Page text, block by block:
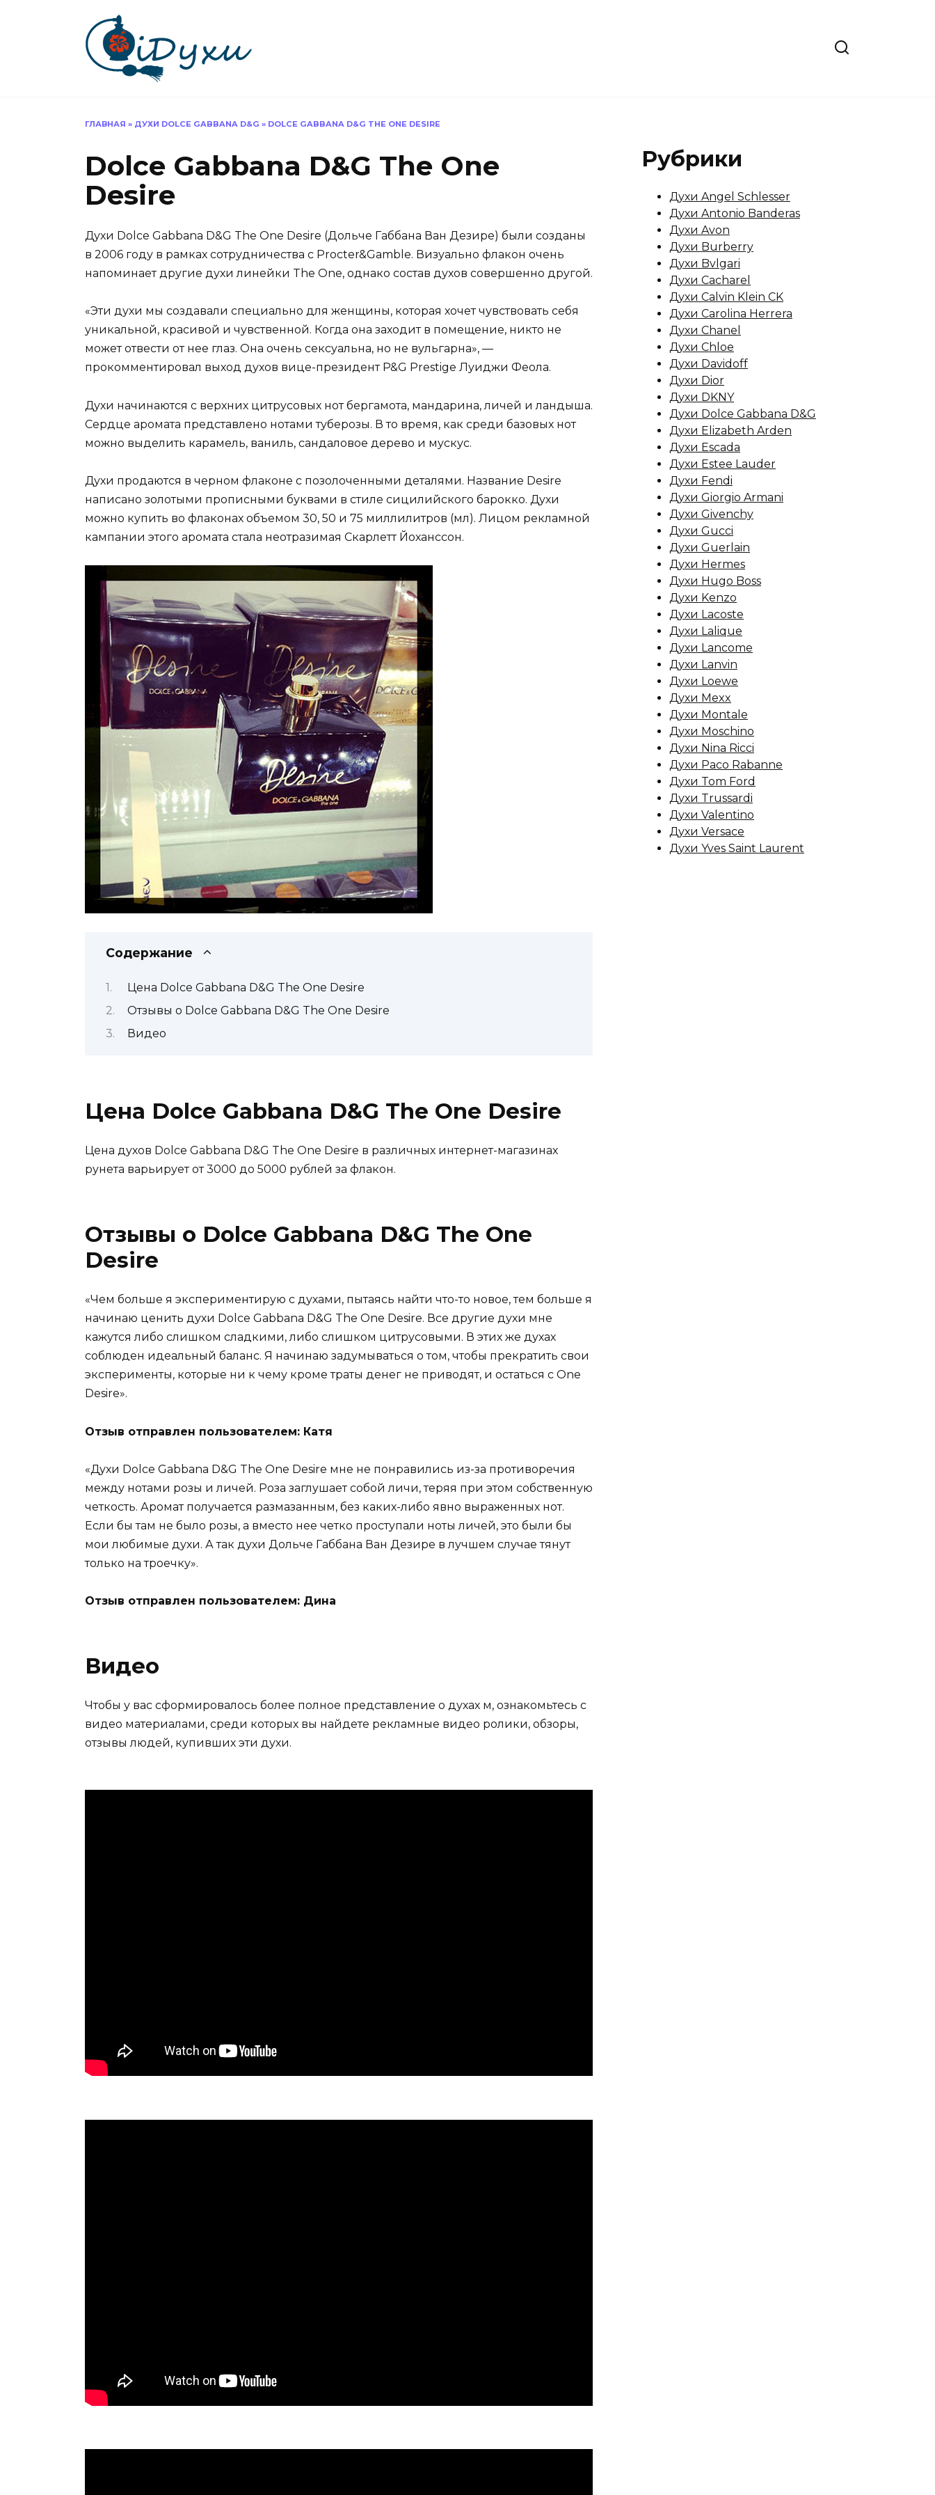
ГЛАВНАЯ » ДУХИ DOLCE GABBANA D&G » DOLCE GABBANA D&G THE ONE DESIRE
Dolce Gabbana D&G The One
Desire
Духи Dolce Gabbana D&G The One Desire (Дольче Габбана Ван Дезире) были созданы
в 2006 году в рамках сотрудничества с Procter&Gamble. Визуально флакон очень
напоминает другие духи линейки The One, однако состав духов совершенно другой.
«Эти духи мы создавали специально для женщины, которая хочет чувствовать себя
уникальной, красивой и чувственной. Когда она заходит в помещение, никто не
может отвести от нее глаз. Она очень сексуальна, но не вульгарна», —
прокомментировал выход духов вице-президент P&G Prestige Луиджи Феола.
Духи начинаются с верхних цитрусовых нот бергамота, мандарина, личей и ландыша.
Сердце аромата представлено нотами туберозы. В то время, как среди базовых нот
можно выделить карамель, ваниль, сандаловое дерево и мускус.
Духи продаются в черном флаконе с позолоченными деталями. Название Desire
написано золотыми прописными буквами в стиле сицилийского барокко. Духи
можно купить во флаконах объемом 30, 50 и 75 миллилитров (мл). Лицом рекламной
кампании этого аромата стала неотразимая Скарлетт Йоханссон.
Содержание
Цена Dolce Gabbana D&G The One Desire
Отзывы о Dolce Gabbana D&G The One Desire
Видео
Цена Dolce Gabbana D&G The One Desire
Цена духов Dolce Gabbana D&G The One Desire в различных интернет-магазинах
рунета варьирует от 3000 до 5000 рублей за флакон.
Отзывы о Dolce Gabbana D&G The One
Desire
«Чем больше я экспериментирую с духами, пытаясь найти что-то новое, тем больше я
начинаю ценить духи Dolce Gabbana D&G The One Desire. Все другие духи мне
кажутся либо слишком сладкими, либо слишком цитрусовыми. В этих же духах
соблюден идеальный баланс. Я начинаю задумываться о том, чтобы прекратить свои
эксперименты, которые ни к чему кроме траты денег не приводят, и остаться с One
Desire».
Отзыв отправлен пользователем: Катя
«Духи Dolce Gabbana D&G The One Desire мне не понравились из-за противоречия
между нотами розы и личей. Роза заглушает собой личи, теряя при этом собственную
четкость. Аромат получается размазанным, без каких-либо явно выраженных нот.
Если бы там не было розы, а вместо нее четко проступали ноты личей, это были бы
мои любимые духи. А так духи Дольче Габбана Ван Дезире в лучшем случае тянут
только на троечку».
Отзыв отправлен пользователем: Дина
Видео
Чтобы у вас сформировалось более полное представление о духах м, ознакомьтесь с
видео материалами, среди которых вы найдете рекламные видео ролики, обзоры,
отзывы людей, купивших эти духи.
Рубрики
Духи Angel Schlesser
Духи Antonio Banderas
Духи Avon
Духи Burberry
Духи Bvlgari
Духи Cacharel
Духи Calvin Klein CK
Духи Carolina Herrera
Духи Chanel
Духи Chloe
Духи Davidoff
Духи Dior
Духи DKNY
Духи Dolce Gabbana D&G
Духи Elizabeth Arden
Духи Escada
Духи Estee Lauder
Духи Fendi
Духи Giorgio Armani
Духи Givenchy
Духи Gucci
Духи Guerlain
Духи Hermes
Духи Hugo Boss
Духи Kenzo
Духи Lacoste
Духи Lalique
Духи Lancome
Духи Lanvin
Духи Loewe
Духи Mexx
Духи Montale
Духи Moschino
Духи Nina Ricci
Духи Paco Rabanne
Духи Tom Ford
Духи Trussardi
Духи Valentino
Духи Versace
Духи Yves Saint Laurent